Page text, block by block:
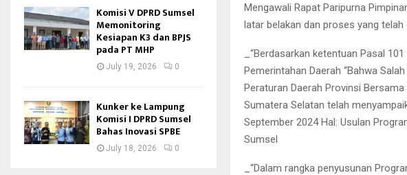
Mengawali Rapat Paripurna
latar belakan dan proses yang
_“Berdasarkan ketentuan Pasal
Pemerintahan Daerah “Bahwa
Peraturan Daerah Provinsi
Sumatera Selatan telah
September 2024 Hal: Usulan
Sumsel
_“Dalam rangka penyusunan
Komisi V DPRD Sumsel
Memonitoring
Kesiapan K3 dan BPJS
pada PT MHP
July 19, 2026 0
Kunker ke Lampung
Komisi I DPRD Sumsel
Bahas Inovasi SPBE
July 18, 2026 0